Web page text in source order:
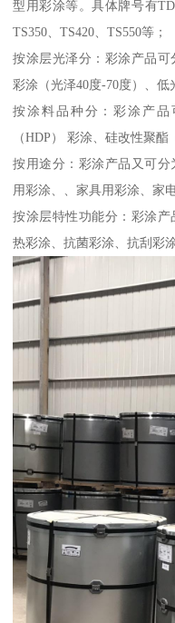
型用彩涂等。具体牌号有
TS350、TS420、TS550等；
按涂层光泽分：彩涂产品
彩涂（光泽40度-70度）、低
按涂料品种分：彩涂产
（HDP） 彩涂、硅改性聚
按用途分：彩涂产品又可
用彩涂、、家具用彩涂、家
按涂层特性功能分：彩涂
热彩涂、抗菌彩涂、抗刮彩涂